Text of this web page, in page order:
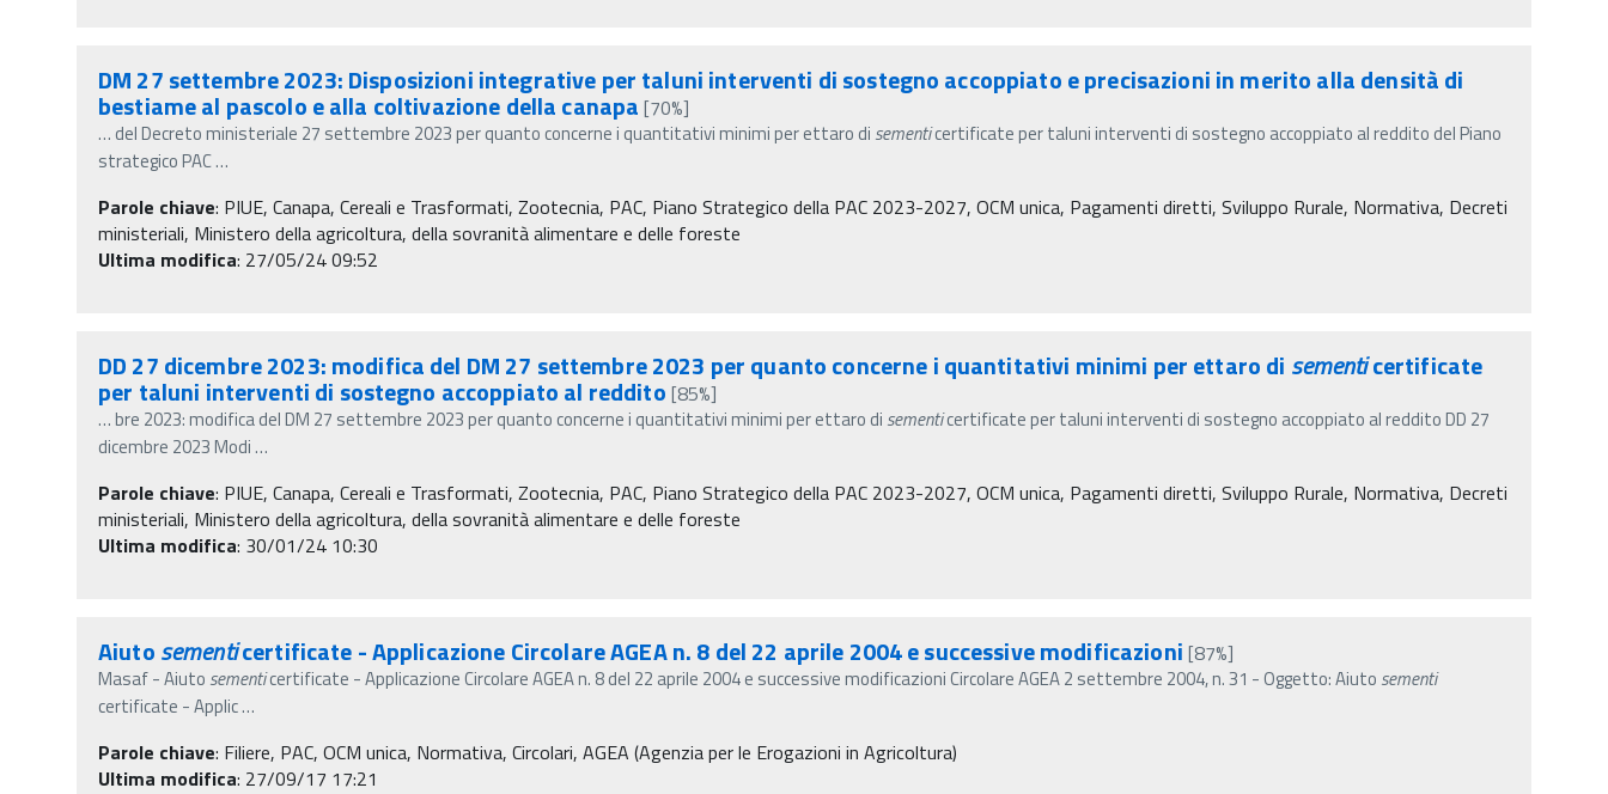
DM 27 settembre 2023: Disposizioni integrative per taluni interventi di sostegno accoppiato e precisazioni in merito alla densità di
bestiame al pascolo e alla coltivazione della canapa [70%]
…del Decreto ministeriale 27 settembre 2023 per quanto concerne i quantitativi minimi per ettaro di sementicertificate per taluni interventi di sostegno accoppiato al reddito del Piano
strategico PAC…
Parole chiave: PIUE, Canapa, Cereali e Trasformati, Zootecnia, PAC, Piano Strategico della PAC 2023-2027, OCM unica, Pagamenti diretti, Sviluppo Rurale, Normativa, Decreti
ministeriali, Ministero della agricoltura, della sovranità alimentare e delle foreste
Ultima modifica: 27/05/24 09:52
DD 27 dicembre 2023: modifica del DM 27 settembre 2023 per quanto concerne i quantitativi minimi per ettaro di sementicertificate
per taluni interventi di sostegno accoppiato al reddito [85%]
…bre 2023: modifica del DM 27 settembre 2023 per quanto concerne i quantitativi minimi per ettaro di sementicertificate per taluni interventi di sostegno accoppiato al reddito DD 27
dicembre 2023 Modi…
Parole chiave: PIUE, Canapa, Cereali e Trasformati, Zootecnia, PAC, Piano Strategico della PAC 2023-2027, OCM unica, Pagamenti diretti, Sviluppo Rurale, Normativa, Decreti
ministeriali, Ministero della agricoltura, della sovranità alimentare e delle foreste
Ultima modifica: 30/01/24 10:30
Aiutosementicertificate - Applicazione Circolare AGEA n. 8 del 22 aprile 2004 e successive modificazioni [87%]
Masaf - Aiuto sementicertificate - Applicazione Circolare AGEA n. 8 del 22 aprile 2004 e successive modificazioni Circolare AGEA 2 settembre 2004, n. 31 - Oggetto: Aiuto sementi
certificate - Applic…
Parole chiave: Filiere, PAC, OCM unica, Normativa, Circolari, AGEA (Agenzia per le Erogazioni in Agricoltura)
Ultima modifica: 27/09/17 17:21